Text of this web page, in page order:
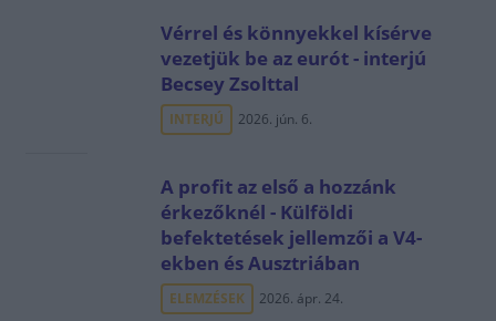
Vérrel és könnyekkel kísérve
vezetjük be az eurót - interjú
Becsey Zsolttal
INTERJÚ 2026. jún. 6.
A profit az első a hozzánk
érkezőknél - Külföldi
befektetések jellemzői a V4-
ekben és Ausztriában
ELEMZÉSEK 2026. ápr. 24.